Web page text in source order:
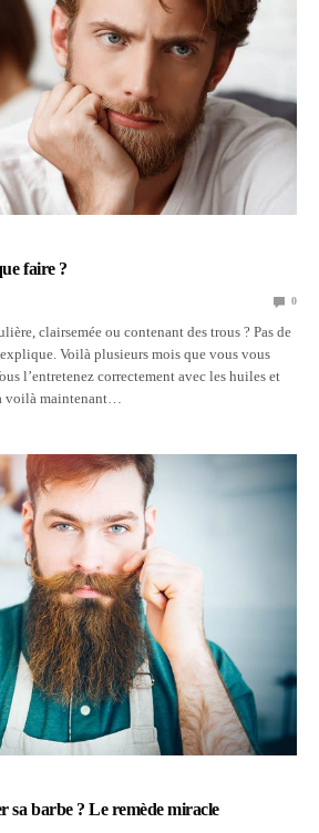
faire ?
0
clairsemée ou contenant des trous ? Pas de
Voilà plusieurs mois que vous vous
l’entretenez correctement avec les huiles et
voilà maintenant…
sa barbe ? Le remède miracle